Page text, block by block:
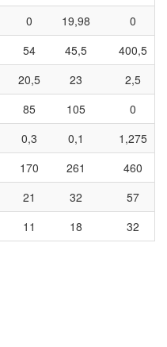
0 19,98
0
54 45,5
400,5
20,5 23
2,5
85 105
0
0,3 0,1
1,275
170 261
460
21 32
57
11 18 32